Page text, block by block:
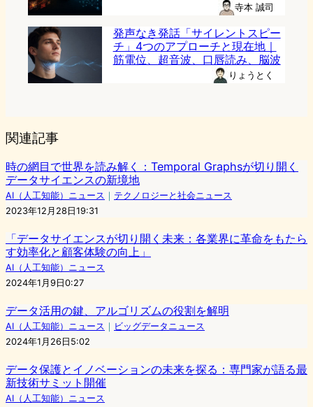
寺本 誠司
発声なき発話「サイレントスピー
チ」4つのアプローチと現在地｜
筋電位、超音波、口唇読み、脳波
りょうとく
関連記事
時の網目で世界を読み解く：Temporal Graphsが切り開く
データサイエンスの新境地
AI（人工知能）ニュース ｜ テクノロジーと社会ニュース
2023年12月28日19:31
「データサイエンスが切り開く未来：各業界に革命をもたら
す効率化と顧客体験の向上」
AI（人工知能）ニュース
2024年1月9日0:27
データ活用の鍵、アルゴリズムの役割を解明
AI（人工知能）ニュース ｜ ビッグデータニュース
2024年1月26日5:02
データ保護とイノベーションの未来を探る：専門家が語る最
新技術サミット開催
AI（人工知能）ニュース